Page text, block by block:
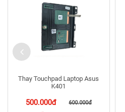
Thay Touchpad Laptop Asus
K401
500.000đ 600.000đ